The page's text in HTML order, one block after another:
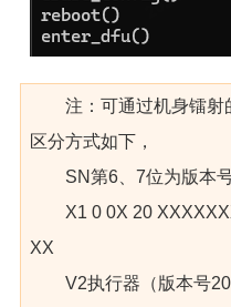
注：可通过机身镭射
区分方式如下，
SN第6、7位为版本
X1 0 0X 20
XX
V2执行器（版本号